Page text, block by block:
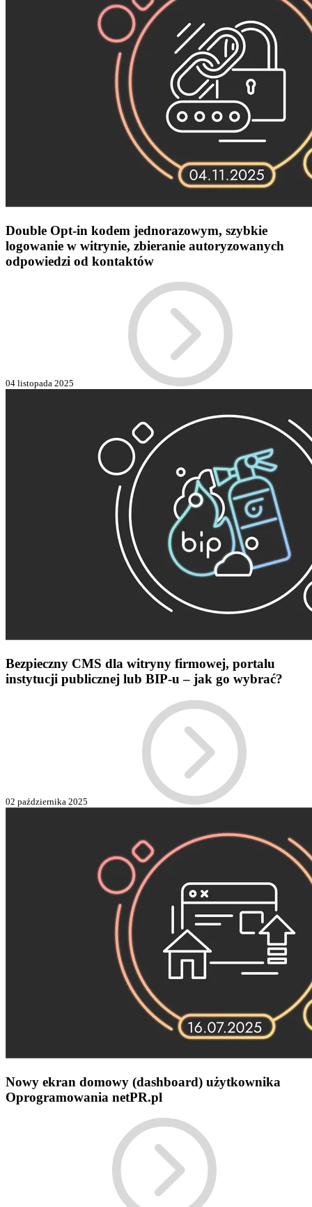
Double Opt-in kodem jednorazowym, szybkie
logowanie w witrynie, zbieranie autoryzowanych
odpowiedzi od kontaktów
04 listopada 2025
Bezpieczny CMS dla witryny firmowej, portalu
instytucji publicznej lub BIP-u – jak go wybrać?
02 października 2025
Nowy ekran domowy (dashboard) użytkownika
Oprogramowania netPR.pl